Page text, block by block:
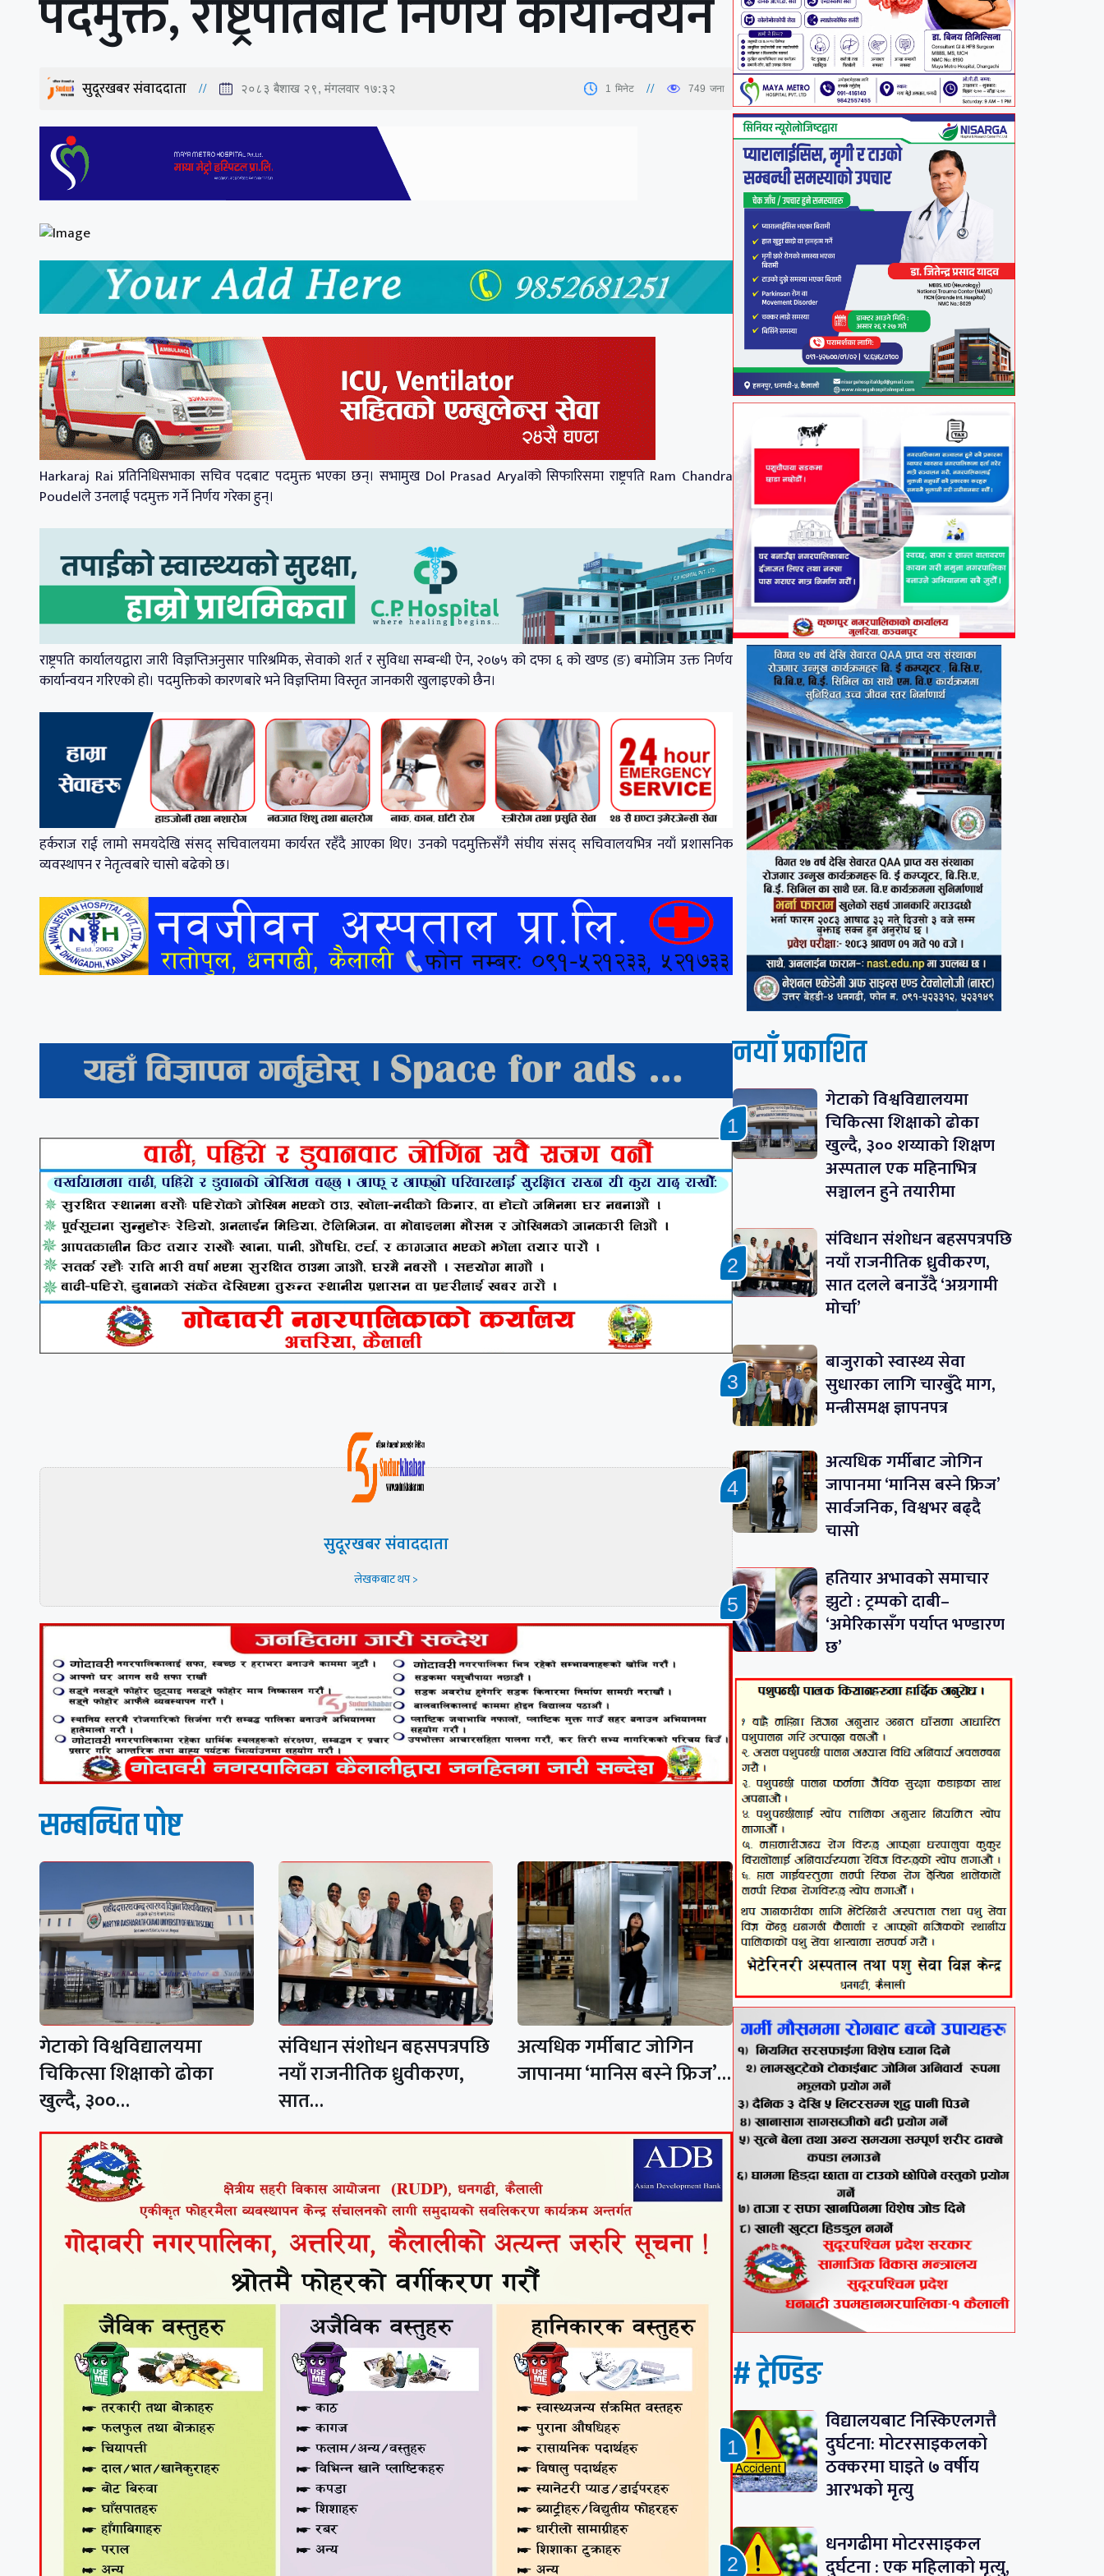
पदमुक्त, राष्ट्रपतिबाट निर्णय कार्यान्वयन
सुदूरखबर संवाददाता २०८३ बैशाख २९, मंगलवार १७:३२ 1 मिनेट 749 जना
Harkaraj Rai प्रतिनिधिसभाका सचिव पदबाट पदमुक्त भएका छन्। सभामुख Dol Prasad Aryalको सिफारिसमा राष्ट्रपति Ram Chandra
Poudelले उनलाई पदमुक्त गर्ने निर्णय गरेका हुन्।
राष्ट्रपति कार्यालयद्वारा जारी विज्ञप्तिअनुसार पारिश्रमिक, सेवाको शर्त र सुविधा सम्बन्धी ऐन, २०७५ को दफा ६ को खण्ड (ङ) बमोजिम उक्त निर्णय
कार्यान्वयन गरिएको हो। पदमुक्तिको कारणबारे भने विज्ञप्तिमा विस्तृत जानकारी खुलाइएको छैन।
हर्कराज राई लामो समयदेखि संसद् सचिवालयमा कार्यरत रहँदै आएका थिए। उनको पदमुक्तिसँगै संघीय संसद् सचिवालयभित्र नयाँ प्रशासनिक
व्यवस्थापन र नेतृत्वबारे चासो बढेको छ।
सुदूरखबर संवाददाता
लेखकबाट थप >
सम्बन्धित पाेष्ट
गेटाको विश्वविद्यालयमा
चिकित्सा शिक्षाको ढोका
खुल्दै, ३००…
संविधान संशोधन बहसपत्रपछि
नयाँ राजनीतिक ध्रुवीकरण,
सात…
अत्यधिक गर्मीबाट जोगिन
जापानमा ‘मानिस बस्ने फ्रिज’…
नयाँ प्रकाशित
गेटाको विश्वविद्यालयमा
चिकित्सा शिक्षाको ढोका
खुल्दै, ३०० शय्याको शिक्षण
अस्पताल एक महिनाभित्र
सञ्चालन हुने तयारीमा
संविधान संशोधन बहसपत्रपछि
नयाँ राजनीतिक ध्रुवीकरण,
सात दलले बनाउँदै ‘अग्रगामी
मोर्चा’
बाजुराको स्वास्थ्य सेवा
सुधारका लागि चारबुँदे माग,
मन्त्रीसमक्ष ज्ञापनपत्र
अत्यधिक गर्मीबाट जोगिन
जापानमा ‘मानिस बस्ने फ्रिज’
सार्वजनिक, विश्वभर बढ्दै
चासो
हतियार अभावको समाचार
झुटो : ट्रम्पको दाबी–
‘अमेरिकासँग पर्याप्त भण्डारण
छ’
# ट्रेण्डिङ
विद्यालयबाट निस्किएलगत्तै
दुर्घटना: मोटरसाइकलको
ठक्करमा घाइते ७ वर्षीय
आरभको मृत्यु
धनगढीमा मोटरसाइकल
दुर्घटना : एक महिलाको मृत्यु,